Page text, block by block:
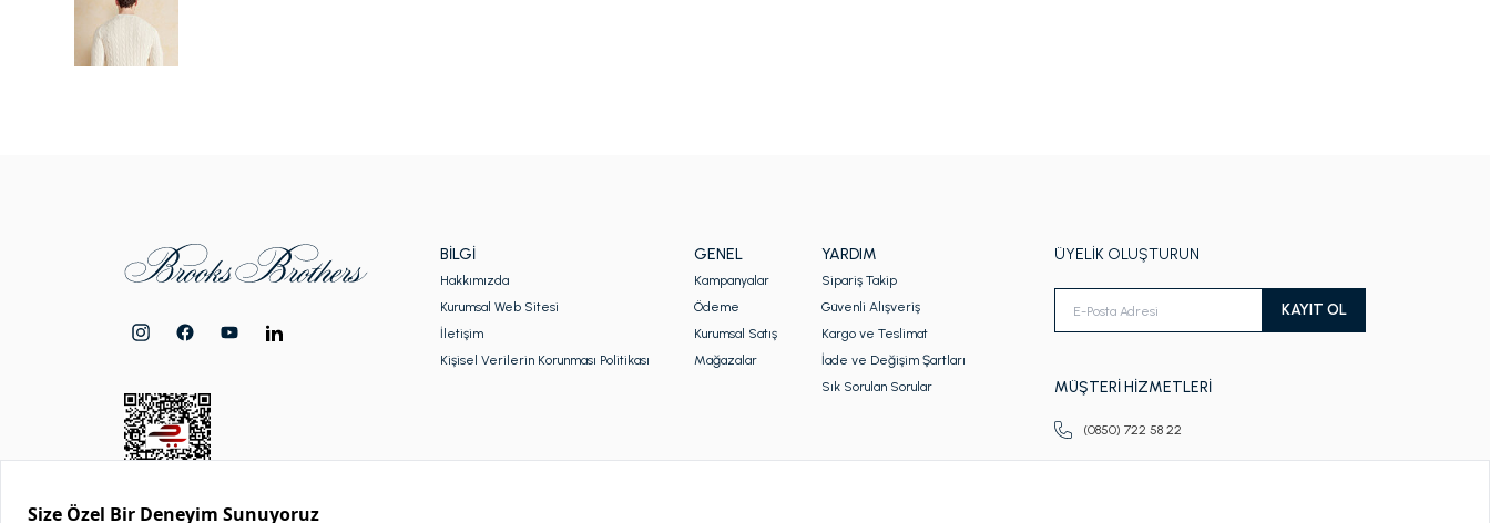
BILGI
Hakkımızda
Kurumsal Web Sitesi
İletişim
Kişisel Verilerin Korunması Politikası
GENEL
Kampanyalar
Ödeme
Kurumsal Satış
Mağazalar
YARDIM
Sipariş Takip
Güvenli Alışveriş
Kargo ve Teslimat
İade ve Değişim Şartları
Sık Sorulan Sorular
ÜYELİK OLUŞTURUN
KAYIT OL
MÜŞTERİ HİZMETLERİ
(0850) 722 58 22